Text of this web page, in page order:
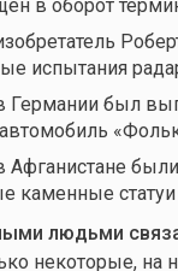
в оборот
испытания
Германии был
Афганистане
каменные
людьми
некоторые, на